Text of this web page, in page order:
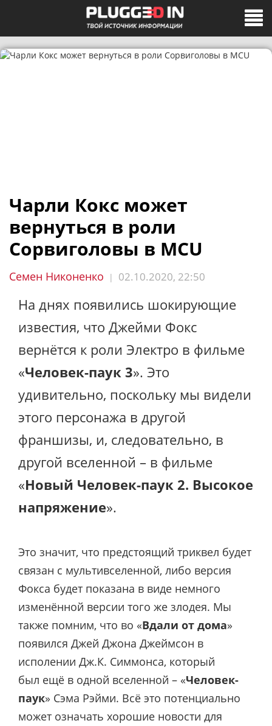
Чарли Кокс может
вернуться в роли
Сорвиголовы в MCU
Семен Никоненко | 02.10.2020, 22:50
На днях появились шокирующие
известия, что Джейми Фокс
вернётся к роли Электро в фильме
«Человек-паук 3». Это
удивительно, поскольку мы видели
этого персонажа в другой
франшизы, и, следовательно, в
другой вселенной – в фильме
«Новый Человек-паук 2. Высокое
напряжение».
Это значит, что предстоящий триквел будет
связан с мультивселенной, либо версия
Фокса будет показана в виде немного
изменённой версии того же злодея. Мы
также помним, что во «Вдали от дома»
появился Джей Джона Джеймсон в
исполении Дж.К. Симмонса, который
был ещё в одной вселенной – «Человек-
паук» Сэма Рэйми. Всё это потенциально
может означать хорошие новости для